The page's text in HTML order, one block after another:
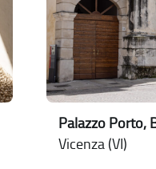
Palazzo Porto,
Vicenza (VI)